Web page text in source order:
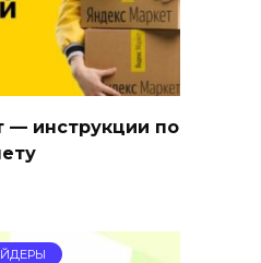
— инструкции по